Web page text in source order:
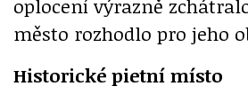
oplocení výrazně
město rozhodlo pro jeho
Historické pietní místo